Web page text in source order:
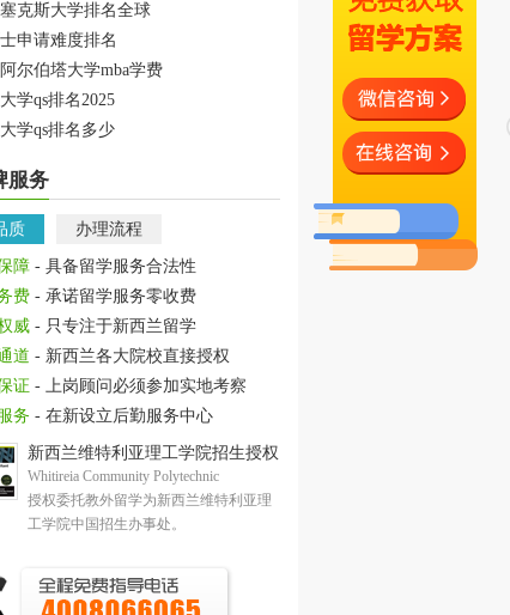
克斯大学排名全球
申请难度排名
尔伯塔大学mba学费
学qs排名2025
学qs排名多少
服务
质 办理流程
障 - 具备留学服务合法性
费 - 承诺留学服务零收费
威 - 只专注于新西兰留学
道 - 新西兰各大院校直接授权
证 - 上岗顾问必须参加实地考察
务 - 在新设立后勤服务中心